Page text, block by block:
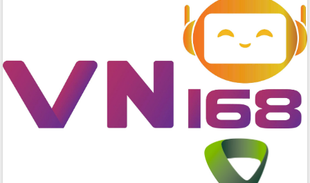
chuyển đổi số giai đoạn 2026 – 2030
với Tập đoàn Bưu chính Viễn thông
Việt Nam
Thứ trưởng Bộ Y tế làm việc với tỉnh
Đắk Lắk về phát triển nhân lực y tế
cho trạm y tế cấp xã